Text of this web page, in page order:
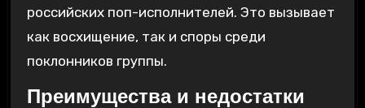
российских поп-исполнителей. Это вызывает
как восхищение‚ так и споры среди
поклонников группы.
Преимущества и недостатки